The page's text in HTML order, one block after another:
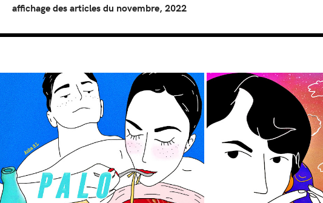
affichage des articles du novembre, 2022